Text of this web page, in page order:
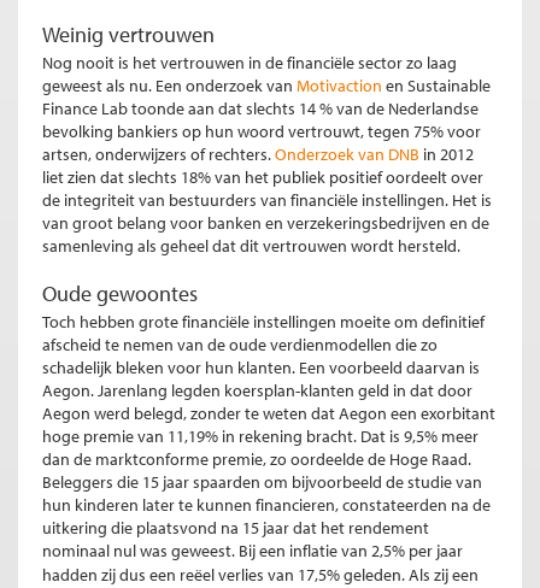
Weinig vertrouwen
Nog nooit is het vertrouwen in de financiële sector zo laag
geweest als nu. Een onderzoek van Motivaction en Sustainable
Finance Lab toonde aan dat slechts 14 % van de Nederlandse
bevolking bankiers op hun woord vertrouwt, tegen 75% voor
artsen, onderwijzers of rechters.Onderzoek van DNB in 2012
liet zien dat slechts 18% van het publiek positief oordeelt over
de integriteit van bestuurders van financiële instellingen. Het is
van groot belang voor banken en verzekeringsbedrijven en de
samenleving als geheel dat dit vertrouwen wordt hersteld.
Oude gewoontes
Toch hebben grote financiële instellingen moeite om definitief
afscheid te nemen van de oude verdienmodellen die zo
schadelijk bleken voor hun klanten. Een voorbeeld daarvan is
Aegon. Jarenlang legden koersplan-klanten geld in dat door
Aegon werd belegd, zonder te weten dat Aegon een exorbitant
hoge premie van 11,19% in rekening bracht. Dat is 9,5% meer
dan de marktconforme premie, zo oordeelde de Hoge Raad.
Beleggers die 15 jaar spaarden om bijvoorbeeld de studie van
hun kinderen later te kunnen financieren, constateerden na de
uitkering die plaatsvond na 15 jaar dat het rendement
nominaal nul was geweest. Bij een inflatie van 2,5% per jaar
hadden zij dus een reëel verlies van 17,5% geleden.Als zij een